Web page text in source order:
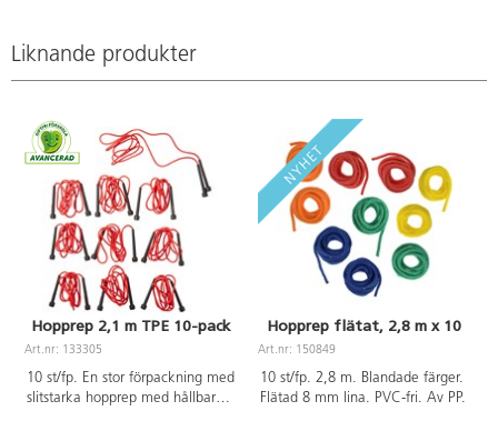
Liknande produkter
Hopprep 2,1 m TPE 10-pack
Art.nr: 133305
10 st/fp. En stor förpackning med
slitstarka hopprep med hållbara
Hopprep flätat, 2,8 m x 10
Art.nr: 150849
10 st/fp. 2,8 m. Blandade färger.
Flätad 8 mm lina. PVC-fri. Av PP.